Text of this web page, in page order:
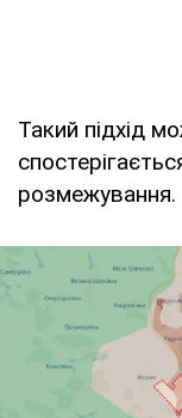
Такий підхід
розмежування.